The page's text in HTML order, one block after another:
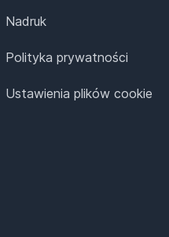
Nadruk
Polityka prywatności
Ustawienia plików cookie